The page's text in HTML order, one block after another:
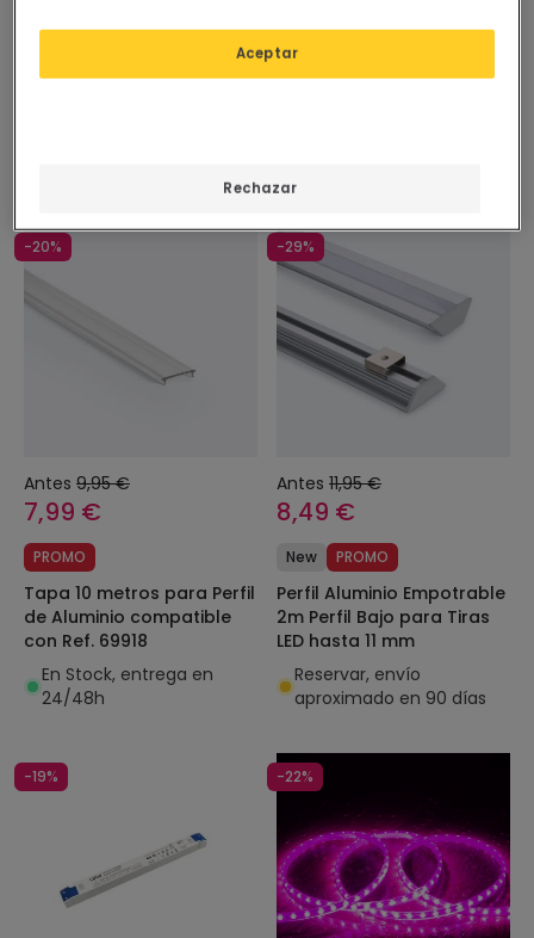
-20%
Antes 9,95 €
7,99 €
PROMO
Tapa 10 metros para Perfil
de Aluminio compatible
con Ref. 69918
En Stock, entrega en
24/48h
-29%
Antes 11,95 €
8,49 €
New PROMO
Perfil Aluminio Empotrable
2m Perfil Bajo para Tiras
LED hasta 11 mm
Reservar, envío
aproximado en 90 días
-19% -22%
Rechazar
Aceptar